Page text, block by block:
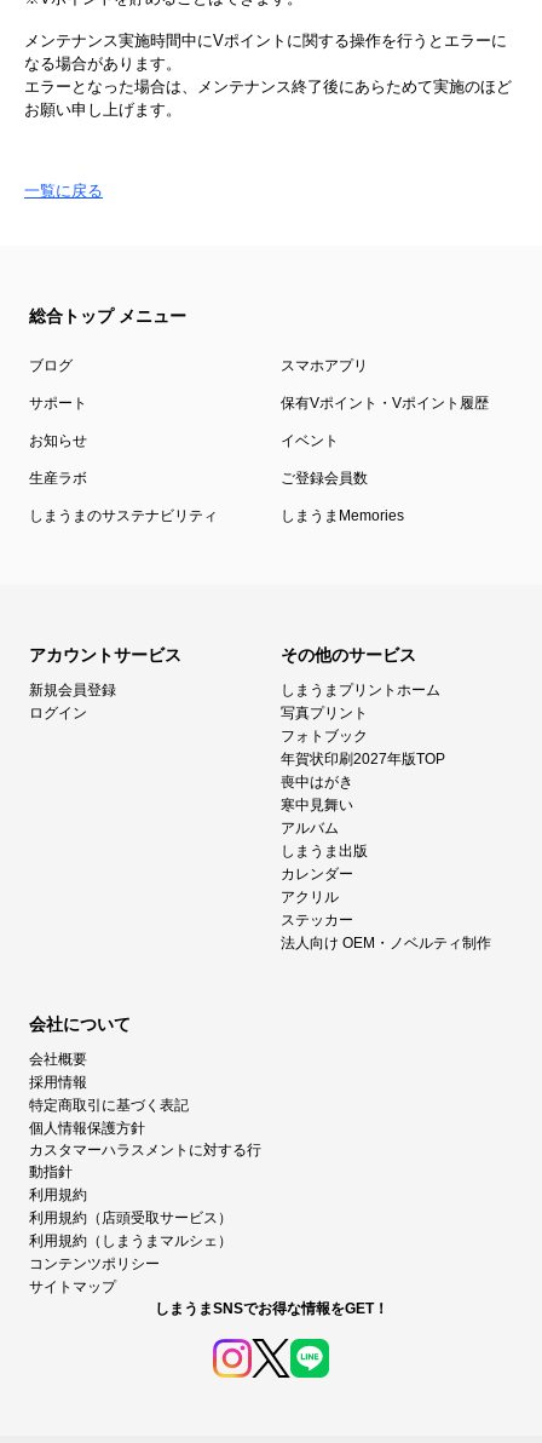
メンテナンス実施時間中にVポイントに関する操作を行うとエラーに
なる場合があります。
エラーとなった場合は、メンテナンス終了後にあらためて実施のほど
お願い申し上げます。
一覧に戻る
総合トップ メニュー
ブログ スマホアプリ
サポート 保有Vポイント・Vポイント履歴
お知らせ イベント
生産ラボ ご登録会員数
しまうまのサステナビリティ しまうまMemories
アカウントサービス
新規会員登録
ログイン
その他のサービス
しまうまプリントホーム
写真プリント
フォトブック
年賀状印刷2027年版TOP
喪中はがき
寒中見舞い
アルバム
しまうま出版
カレンダー
アクリル
ステッカー
法人向け OEM・ノベルティ制作
会社について
会社概要
採用情報
特定商取引に基づく表記
個人情報保護方針
カスタマーハラスメントに対する行
動指針
利用規約
利用規約（店頭受取サービス）
利用規約（しまうまマルシェ）
コンテンツポリシー
サイトマップ
しまうまSNSでお得な情報をGET！